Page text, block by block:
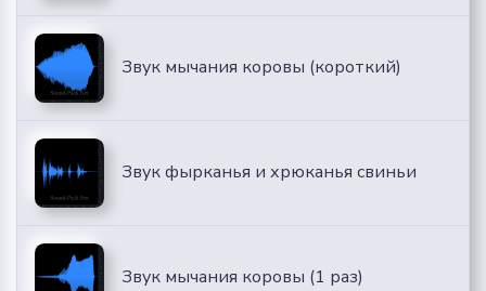
Звук мычания коровы (короткий)
Звук фырканья и хрюканья свиньи
Звук мычания коровы (1 раз)